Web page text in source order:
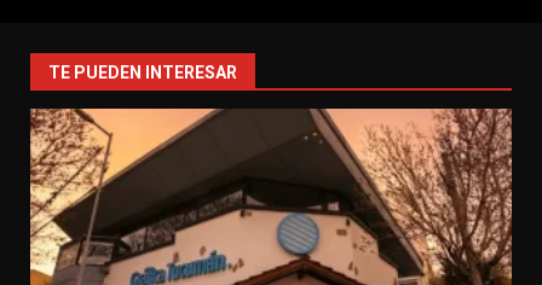
TE PUEDEN INTERESAR